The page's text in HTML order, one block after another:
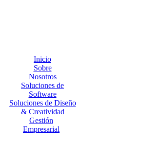
Inicio
Sobre
Nosotros
Soluciones de
Software
Soluciones de Diseño
& Creatividad
Gestión
Empresarial